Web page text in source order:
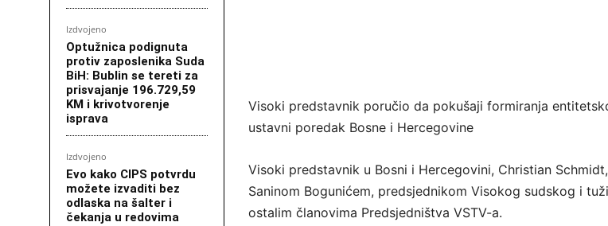
Izdvojeno
Optužnica podignuta
protiv zaposlenika Suda
BiH: Bublin se tereti za
prisvajanje 196.729,59
KM i krivotvorenje
isprava
Izdvojeno
Evo kako CIPS potvrdu
možete izvaditi bez
odlaska na šalter i
čekanja u redovima
Visoki predstavnik poručio da pokušaji formiranja
ustavni poredak Bosne i Hercegovine
Visoki predstavnik u Bosni i Hercegovini, Christian
Saninom Bogunićem, predsjednikom Visokog sudskog i
ostalim članovima Predsjedništva VSTV-a.